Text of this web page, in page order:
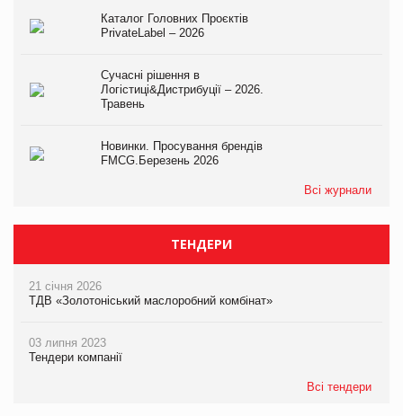
Каталог Головних Проєктів
PrivateLabel – 2026
Сучасні рішення в
Логістиці&Дистрибуції – 2026.
Травень
Новинки. Просування брендів
FMCG.Березень 2026
Всі журнали
ТЕНДЕРИ
21 січня 2026
ТДВ «Золотоніський маслоробний комбінат»
03 липня 2023
Тендери компанії
Всі тендери